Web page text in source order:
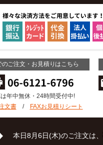
のご注文・お見積りはこちら
は年中無休・24時間受付中!
文書/ FAXお見積りシート
本日8月6日(木)のご注文は、